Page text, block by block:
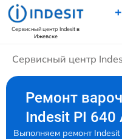
Сервисный центр Indesitв
Ижевске
Сервисный центр
Ремонт
Indesit PI
Выполняем ремонт